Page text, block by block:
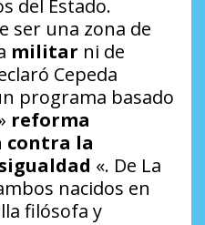
del Estado.
ser una zona de
militar ni de
Cepeda
programa basado
reforma
contra la
«. De La
nacidos en
filósofa y